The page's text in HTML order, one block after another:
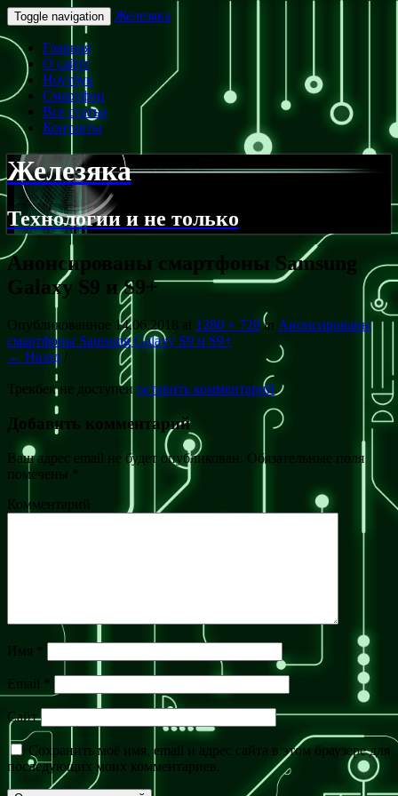
Toggle navigation Железяка
Главная
О сайте
Ноутбук
Смартфон
Все статьи
Контакты
Железяка
Технологии и не только
Анонсированы смартфоны Samsung
Galaxy S9 и S9+
Опубликованное 14.06.2018 at 1280 × 720in Анонсированы
смартфоны Samsung Galaxy S9 и S9+
← Назад /
Трекбек не доступен оставить комментарий.
Добавить комментарий
Ваш адрес email не будет опубликован.
Обязательные поля
помечены
Комментарий
Имя
Email *
Сайт
Сохранить моё имя, email и адрес сайта в этом браузере для
последующих моих комментариев.